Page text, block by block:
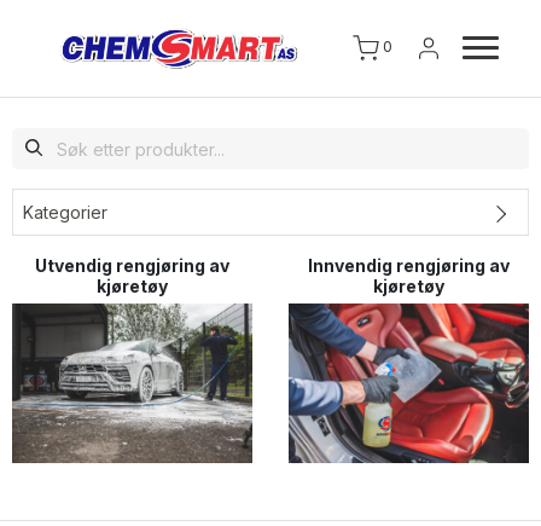
0
Kategorier
Utvendig rengjøring av
kjøretøy
Innvendig rengjøring av
kjøretøy